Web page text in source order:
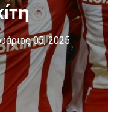
05, 2025